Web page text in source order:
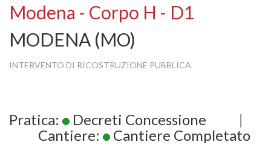
Modena - Corpo H - D1
MODENA (MO)
INTERVENTO DI RICOSTRUZIONE PUBBLICA
Pratica: Decreti Concessione
|
Cantiere:
Cantiere Completato